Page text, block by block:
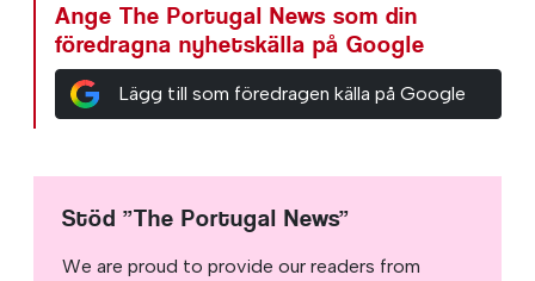
Ange The Portugal News som din
föredragna nyhetskälla på Google
Lägg till som föredragen källa på Google
Stöd ”The Portugal News”
We are proud to provide our readers from